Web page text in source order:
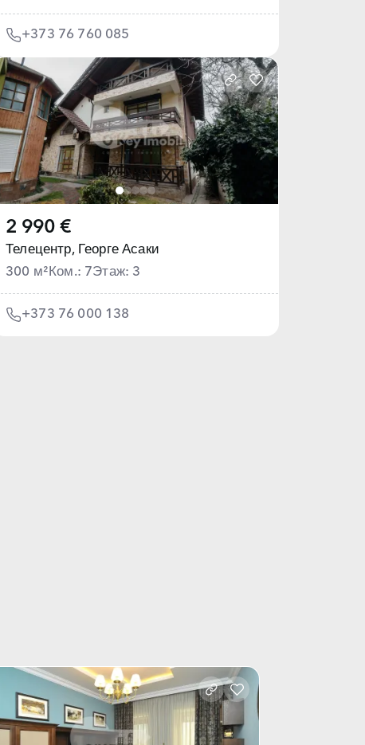
+373 76 760 085
2 990 €
Телецентр,Георге Асаки
300 м² Ком.: 7Этаж: 3
+373 76 000 138